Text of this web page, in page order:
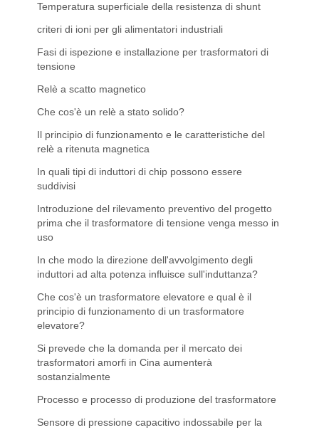
Temperatura superficiale della resistenza di shunt
criteri di ioni per gli alimentatori industriali
Fasi di ispezione e installazione per trasformatori di
tensione
Relè a scatto magnetico
Che cos'è un relè a stato solido?
Il principio di funzionamento e le caratteristiche del
relè a ritenuta magnetica
In quali tipi di induttori di chip possono essere
suddivisi
Introduzione del rilevamento preventivo del progetto
prima che il trasformatore di tensione venga messo in
uso
In che modo la direzione dell'avvolgimento degli
induttori ad alta potenza influisce sull'induttanza?
Che cos'è un trasformatore elevatore e qual è il
principio di funzionamento di un trasformatore
elevatore?
Si prevede che la domanda per il mercato dei
trasformatori amorfi in Cina aumenterà
sostanzialmente
Processo e processo di produzione del trasformatore
Sensore di pressione capacitivo indossabile per la